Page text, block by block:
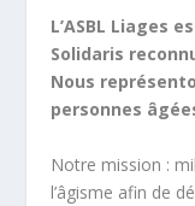
L’ASBL Liages
Solidaris
Nous
personnes
Notre mission :
l’âgisme afin de